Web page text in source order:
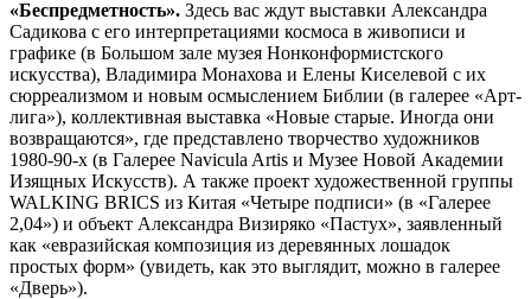
«Беспредметность». Здесь вас ждут выставки Александра
Садикова с его интерпретациями космоса в живописи и
графике (в Большом зале музея Нонконформистского
искусства), Владимира Монахова и Елены Киселевой с их
сюрреализмом и новым осмыслением Библии (в галерее «Арт-
лига»), коллективная выставка «Новые старые. Иногда они
возвращаются», где представлено творчество художников
1980-90-х (в Галерее Navicula Artis и Музее Новой Академии
Изящных Искусств). А также проект художественной группы
WALKING BRICS из Китая «Четыре подписи» (в «Галерее
2,04») и объект Александра Визиряко «Пастух», заявленный
как «евразийская композиция из деревянных лошадок
простых форм» (увидеть, как это выглядит, можно в галерее
«Дверь»).